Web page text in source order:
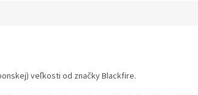
veľkosti od značky Blackfire.